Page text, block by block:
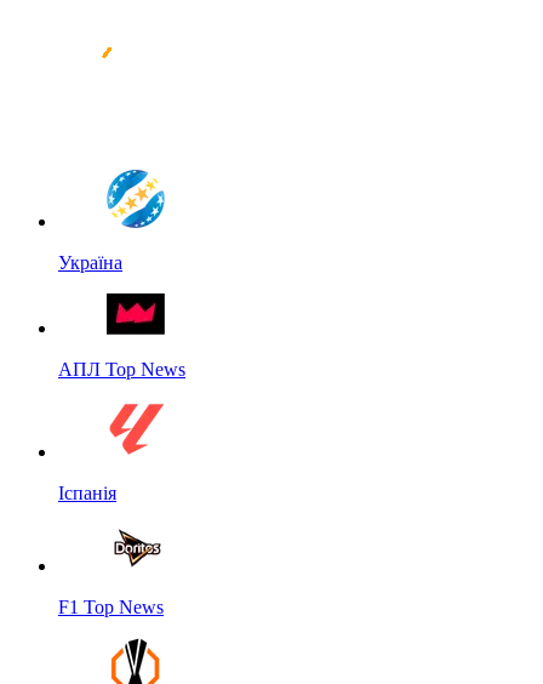
Україна
АПЛ Top News
Іспанія
F1 Top News